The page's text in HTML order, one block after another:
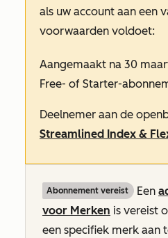
als uw account aan een
voorwaarden voldoet:
Aangemaakt na 30
Free- of Starter-
Deelnemer aan de
Streamlined Index &
Abonnement vereist Een
voor Merken is vereist
een specifiek merk aan